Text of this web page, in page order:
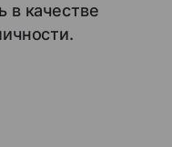
качестве